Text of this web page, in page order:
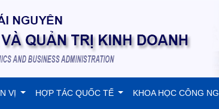
VỊ HỢP TÁC QUỐC TẾ KHOA HỌC CÔNG